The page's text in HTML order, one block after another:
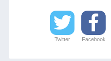
Twitter Facebook